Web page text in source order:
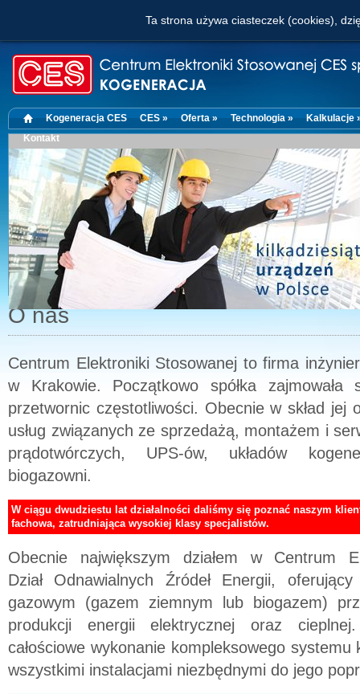
Kogeneracja CES CES » Oferta » Technologia »
Kalkulacje
Kontakt
O nas
Centrum Elektroniki Stosowanej to firma
w Krakowie. Początkowo spółka
przetwornic częstotliwości. Obecnie w skład jej
usług związanych ze sprzedażą, montażem i
prądotwórczych, UPS-ów, układów
biogazowni.
W ciągu dwudziestu lat działalności daliśmy się poznać naszym
fachowa, zatrudniająca wysokiej klasy specjalistów.
Obecnie największym działem w Centrum
Dział Odnawialnych Źródeł Energii,
gazowym (gazem ziemnym lub biogazem)
produkcji energii elektrycznej oraz
całościowe wykonanie kompleksowego systemu
wszystkimi instalacjami niezbędnymi do jego
Ta strona używa ciasteczek (cookies),